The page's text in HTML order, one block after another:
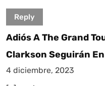
Reply
Adiós A The Grand
Clarkson Seguirán
4 diciembre, 2023